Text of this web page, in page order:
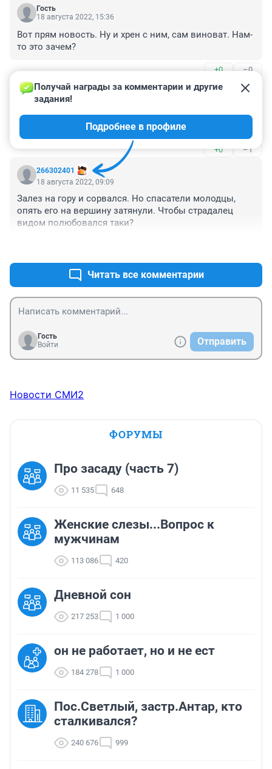
Гость
18 августа 2022, 15:36
Вот прям новость. Ну и хрен с ним, сам виноват. Нам-
то это зачем?
+0 –0
Гость
18 августа 2022, 11:22
Смешная новость, еще смешнее комменты. Хоть
+0 –1
266302401
Получай награды за комментарии и другие
задания!
Подробнее в профиле
18 августа 2022, 09:09
Залез на гору и сорвался. Но спасатели молодцы,
опять его на вершину затянули. Чтобы страдалец
видом полюбовался таки?
Читать все комментарии
Гость
Войти
Отправить
Новости СМИ2
ФОРУМЫ
Про засаду (часть 7)
11 535 648
Женские слезы...Вопрос к
мужчинам
113 086 420
Дневной сон
217 253 1 000
он не работает, но и не ест
184 278 1 000
Пос.Светлый, застр.Антар, кто
сталкивался?
240 676 999